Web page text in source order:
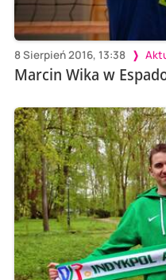
8 Sierpień 2016, 13:38
Marcin Wika w